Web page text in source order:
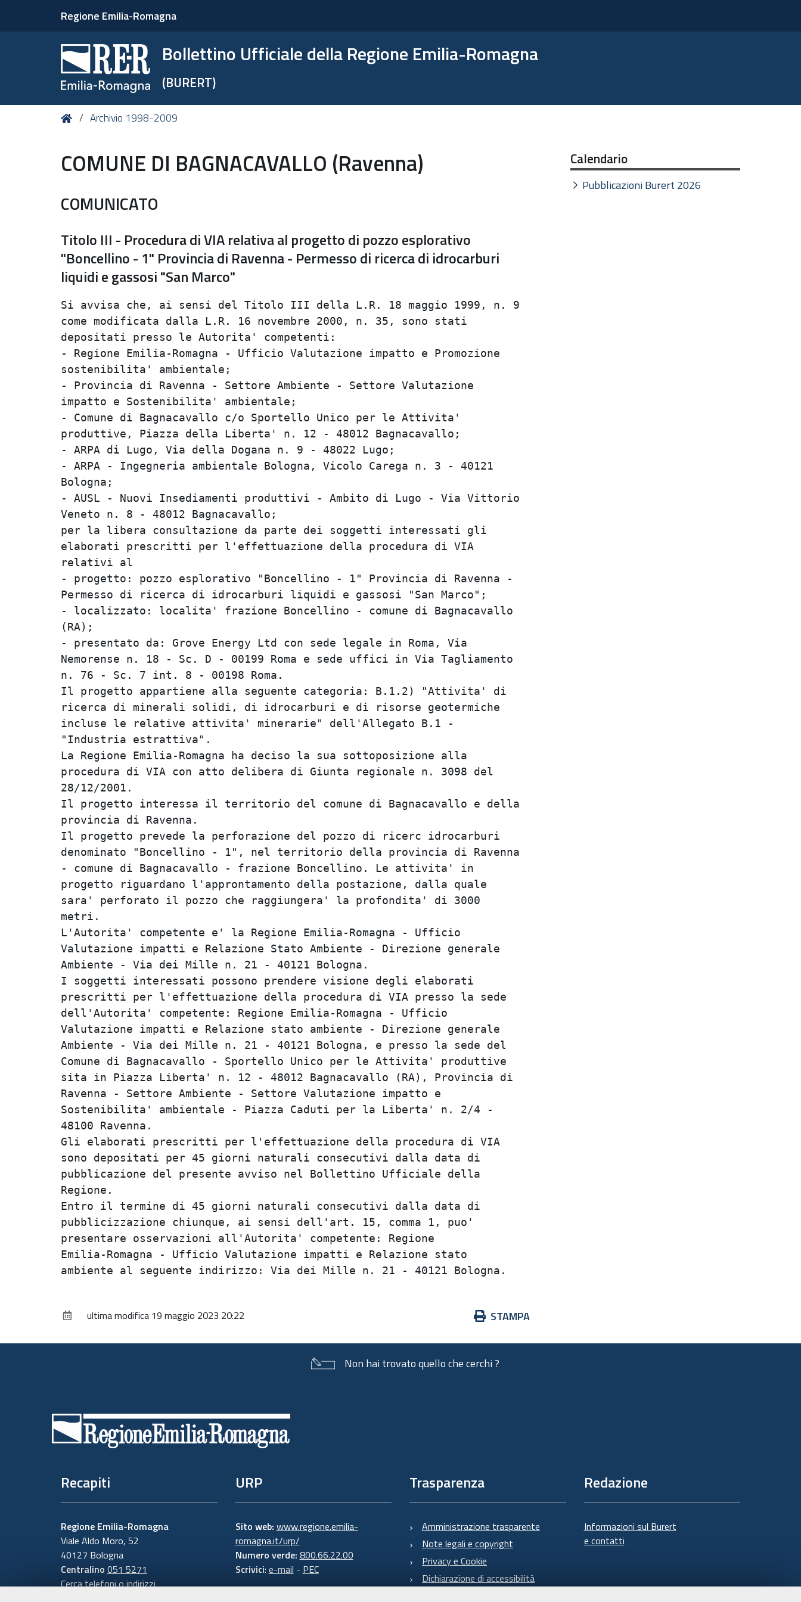
Regione Emilia-Romagna
Bollettino Ufficiale della Regione Emilia-Romagna
(BURERT)
Tu HomeArchivio 1998-2009
COMUNE DI BAGNACAVALLO (Ravenna)
COMUNICATO
Titolo III - Procedura di VIA relativa al progetto di pozzo esplorativo
"Boncellino - 1" Provincia di Ravenna - Permesso di ricerca di idrocarburi
liquidi e gassosi "San Marco"
Si avvisa che, ai sensi del Titolo III della L.R. 18 maggio 1999, n. 9
come modificata dalla L.R. 16 novembre 2000, n. 35, sono stati
depositati presso le Autorita' competenti:
- Regione Emilia-Romagna - Ufficio Valutazione impatto e Promozione
sostenibilita' ambientale;
- Provincia di Ravenna - Settore Ambiente - Settore Valutazione
impatto e Sostenibilita' ambientale;
- Comune di Bagnacavallo c/o Sportello Unico per le Attivita'
produttive, Piazza della Liberta' n. 12 - 48012 Bagnacavallo;
- ARPA di Lugo, Via della Dogana n. 9 - 48022 Lugo;
- ARPA - Ingegneria ambientale Bologna, Vicolo Carega n. 3 - 40121
Bologna;
- AUSL - Nuovi Insediamenti produttivi - Ambito di Lugo - Via Vittorio
Veneto n. 8 - 48012 Bagnacavallo;
per la libera consultazione da parte dei soggetti interessati gli
elaborati prescritti per l'effettuazione della procedura di VIA
relativi al
- progetto: pozzo esplorativo "Boncellino - 1" Provincia di Ravenna -
Permesso di ricerca di idrocarburi liquidi e gassosi "San Marco";
- localizzato: localita' frazione Boncellino - comune di Bagnacavallo
(RA);
- presentato da: Grove Energy Ltd con sede legale in Roma, Via
Nemorense n. 18 - Sc. D - 00199 Roma e sede uffici in Via Tagliamento
n. 76 - Sc. 7 int. 8 - 00198 Roma.
Il progetto appartiene alla seguente categoria: B.1.2) "Attivita' di
ricerca di minerali solidi, di idrocarburi e di risorse geotermiche
incluse le relative attivita' minerarie" dell'Allegato B.1 -
"Industria estrattiva".
La Regione Emilia-Romagna ha deciso la sua sottoposizione alla
procedura di VIA con atto delibera di Giunta regionale n. 3098 del
28/12/2001.
Il progetto interessa il territorio del comune di Bagnacavallo e della
provincia di Ravenna.
Il progetto prevede la perforazione del pozzo di ricerc idrocarburi
denominato "Boncellino - 1", nel territorio della provincia di Ravenna
- comune di Bagnacavallo - frazione Boncellino. Le attivita' in
progetto riguardano l'approntamento della postazione, dalla quale
sara' perforato il pozzo che raggiungera' la profondita' di 3000
metri.
L'Autorita' competente e' la Regione Emilia-Romagna - Ufficio
Valutazione impatti e Relazione Stato Ambiente - Direzione generale
Ambiente - Via dei Mille n. 21 - 40121 Bologna.
I soggetti interessati possono prendere visione degli elaborati
prescritti per l'effettuazione della procedura di VIA presso la sede
dell'Autorita' competente: Regione Emilia-Romagna - Ufficio
Valutazione impatti e Relazione stato ambiente - Direzione generale
Ambiente - Via dei Mille n. 21 - 40121 Bologna, e presso la sede del
Comune di Bagnacavallo - Sportello Unico per le Attivita' produttive
sita in Piazza Liberta' n. 12 - 48012 Bagnacavallo (RA), Provincia di
Ravenna - Settore Ambiente - Settore Valutazione impatto e
Sostenibilita' ambientale - Piazza Caduti per la Liberta' n. 2/4 -
48100 Ravenna.
Gli elaborati prescritti per l'effettuazione della procedura di VIA
sono depositati per 45 giorni naturali consecutivi dalla data di
pubblicazione del presente avviso nel Bollettino Ufficiale della
Regione.
Entro il termine di 45 giorni naturali consecutivi dalla data di
pubblicizzazione chiunque, ai sensi dell'art. 15, comma 1, puo'
presentare osservazioni all'Autorita' competente: Regione
Emilia-Romagna - Ufficio Valutazione impatti e Relazione stato
Azioni
documento
STAMPA
ultima modifica 19 maggio 2023 20:22
Calendario
Pubblicazioni Burert 2026
Non hai trovato quello che cerchi ?
Recapiti
Regione Emilia-Romagna
Viale Aldo Moro, 52
40127 Bologna
Centralino 051 5271
Cerca telefoni o indirizzi
URP
Sito web: www.regione.emilia-
romagna.it/urp/
Numero verde: 800.66.22.00
Scrivici: e-mail - PEC
Trasparenza
Amministrazione trasparente
Note legali e copyright
Privacy e Cookie
Dichiarazione di accessibilità
Redazione
Informazioni sul Burert
e contatti